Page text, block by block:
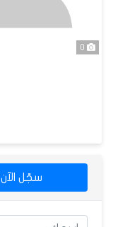
سجّل الآن